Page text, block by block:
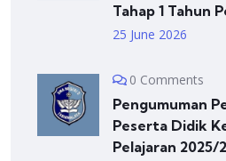
Tahap 1 Tahun
25 June 2026
0 Comments
Pengumuman
Peserta Didik
Pelajaran 2025/